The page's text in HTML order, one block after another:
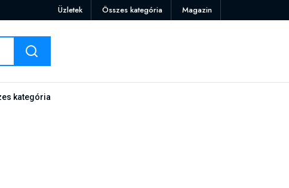
Üzletek Összes kategória Magazin
kategória